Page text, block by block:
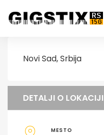
Novi Sad, Srbija
DETALJI O LOKACIJI
MESTO